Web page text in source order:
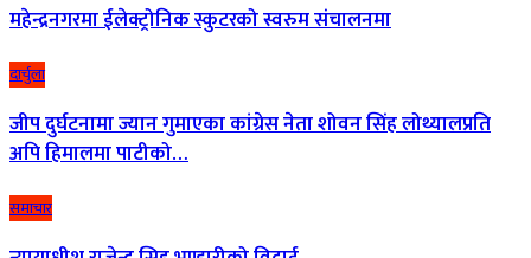
महेन्द्रनगरमा ईलेक्ट्रोनिक स्कुटरको स्वरुम संचालनमा
दार्चुला
जीप दुर्घटनामा ज्यान गुमाएका कांग्रेस नेता शोवन सिंह लोथ्यालप्रति
अपि हिमालमा पाटीको…
समाचार